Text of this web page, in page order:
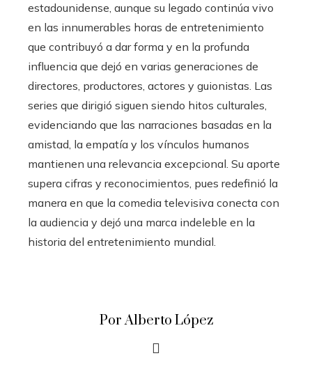
estadounidense, aunque su legado continúa vivo
en las innumerables horas de entretenimiento
que contribuyó a dar forma y en la profunda
influencia que dejó en varias generaciones de
directores, productores, actores y guionistas. Las
series que dirigió siguen siendo hitos culturales,
evidenciando que las narraciones basadas en la
amistad, la empatía y los vínculos humanos
mantienen una relevancia excepcional. Su aporte
supera cifras y reconocimientos, pues redefinió la
manera en que la comedia televisiva conecta con
la audiencia y dejó una marca indeleble en la
historia del entretenimiento mundial.
Por Alberto López